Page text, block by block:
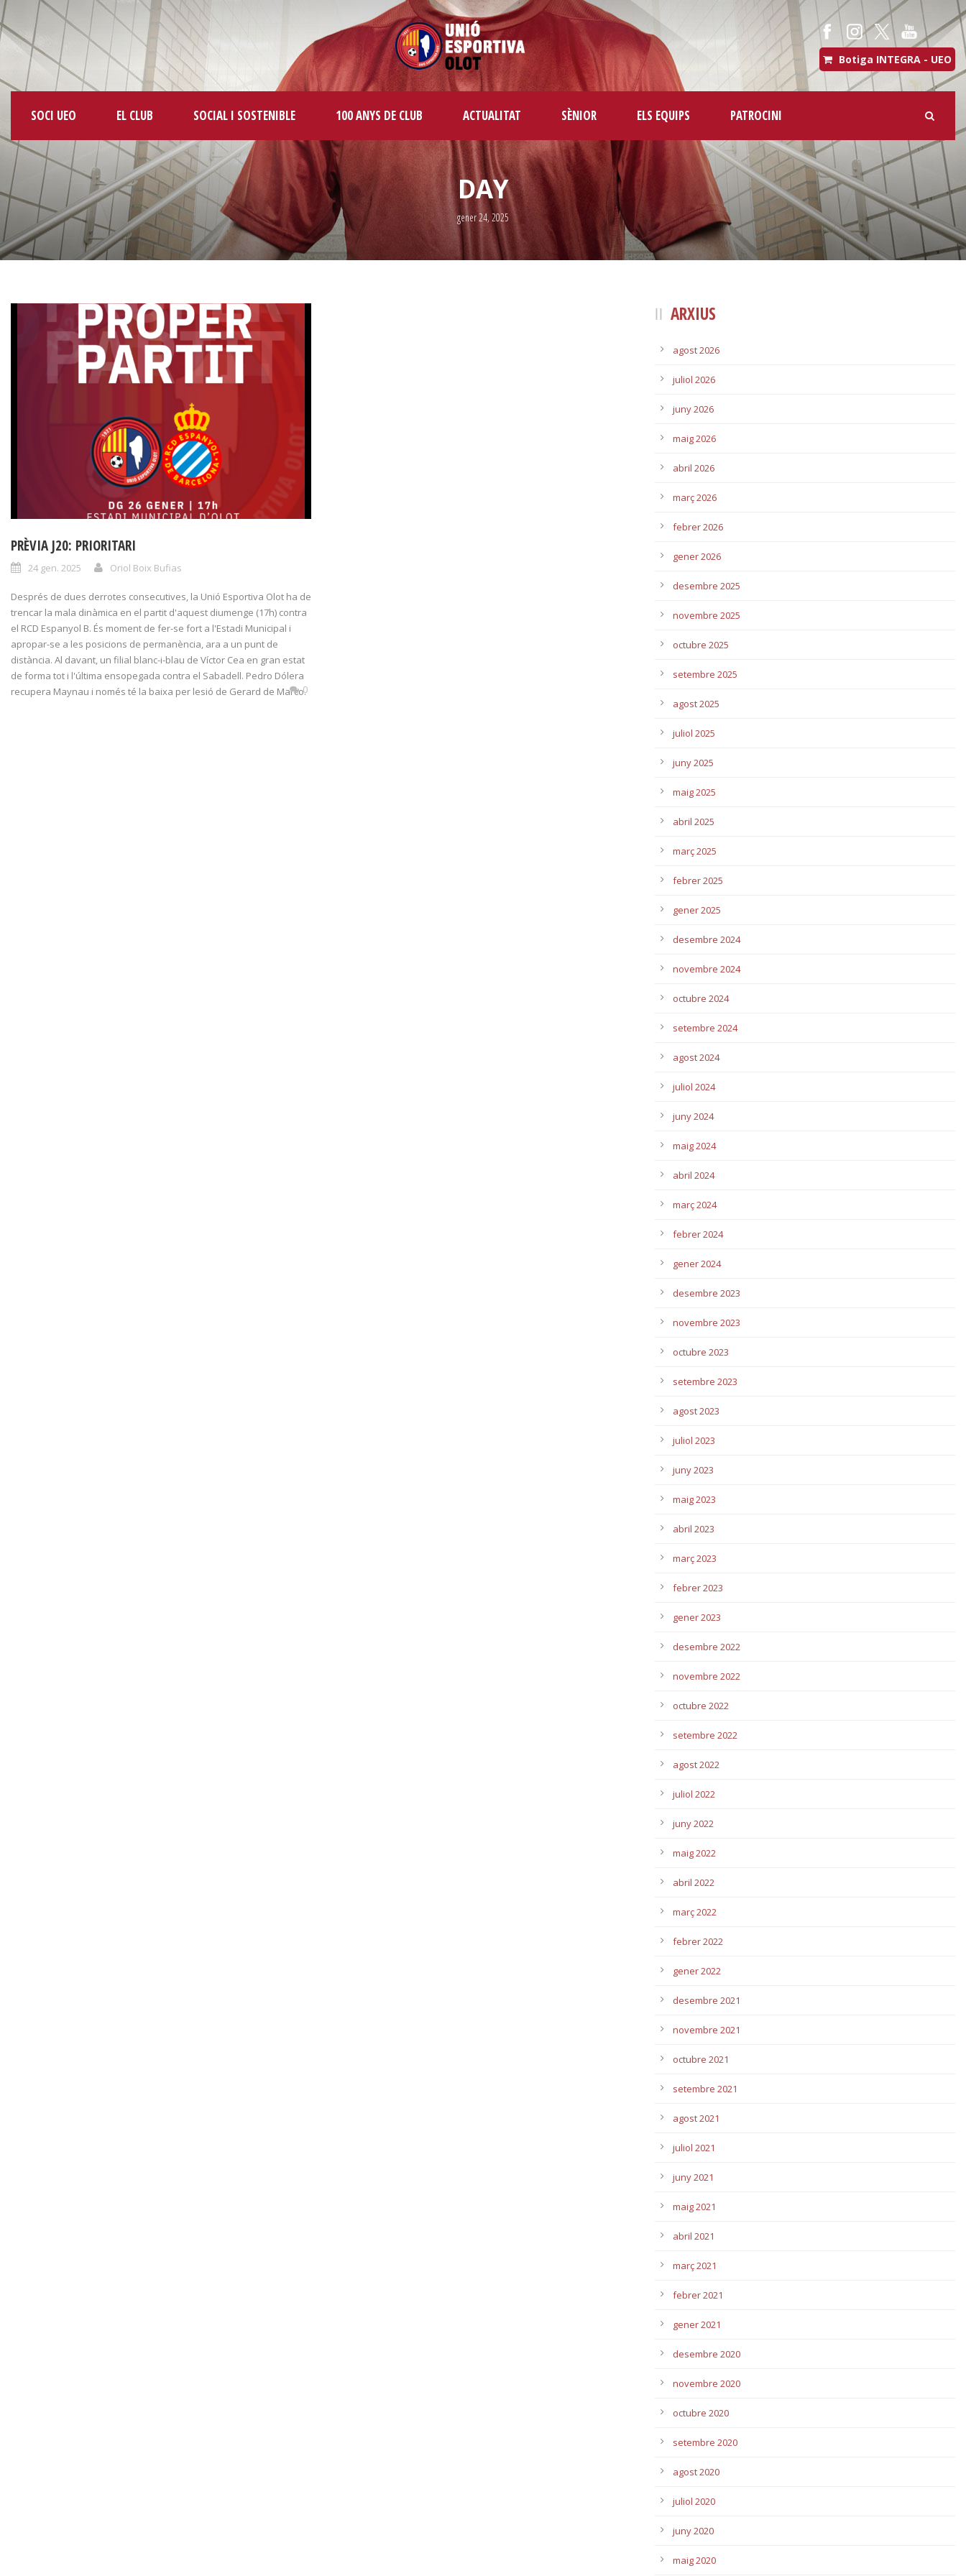
Botiga INTEGRA - UEO
SOCI UEO EL CLUB SOCIAL I SOSTENIBLE 100 ANYS DE CLUB ACTUALITAT SÈNIOR ELS EQUIPS PATROCINI
DAY
gener 24, 2025
PRÈVIA J20: PRIORITARI
24 gen. 2025 Oriol Boix Bufias
Després de dues derrotes consecutives, la Unió Esportiva Olot ha de
trencar la mala dinàmica en el partit d'aquest diumenge (17h) contra
el RCD Espanyol B. És moment de fer-se fort a l'Estadi Municipal i
apropar-se a les posicions de permanència, ara a un punt de
distància. Al davant, un filial blanc-i-blau de Víctor Cea en gran estat
de forma tot i l'última ensopegada contra el Sabadell. Pedro Dólera
recupera Maynau i només té la baixa per lesió de Gerard de Marco.
0
ARXIUS
agost 2026
juliol 2026
juny 2026
maig 2026
abril 2026
març 2026
febrer 2026
gener 2026
desembre 2025
novembre 2025
octubre 2025
setembre 2025
agost 2025
juliol 2025
juny 2025
maig 2025
abril 2025
març 2025
febrer 2025
gener 2025
desembre 2024
novembre 2024
octubre 2024
setembre 2024
agost 2024
juliol 2024
juny 2024
maig 2024
abril 2024
març 2024
febrer 2024
gener 2024
desembre 2023
novembre 2023
octubre 2023
setembre 2023
agost 2023
juliol 2023
juny 2023
maig 2023
abril 2023
març 2023
febrer 2023
gener 2023
desembre 2022
novembre 2022
octubre 2022
setembre 2022
agost 2022
juliol 2022
juny 2022
maig 2022
abril 2022
març 2022
febrer 2022
gener 2022
desembre 2021
novembre 2021
octubre 2021
setembre 2021
agost 2021
juliol 2021
juny 2021
maig 2021
abril 2021
març 2021
febrer 2021
gener 2021
desembre 2020
novembre 2020
octubre 2020
setembre 2020
agost 2020
juliol 2020
juny 2020
maig 2020